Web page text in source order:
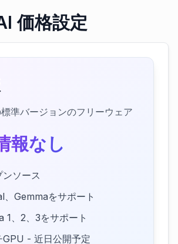
価格設定
準バージョンのフリーウェア
報なし
ンソース
、Gemmaをサポート
1、2、3をサポート
GPU - 近日公開予定